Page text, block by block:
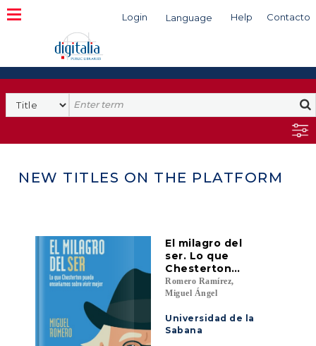
Login Language Help Contacto
Search
NEW TITLES ON THE PLATFORM
El milagro del
ser. Lo que
Chesterton
puede
enseñarnos
Romero Ramírez,
Miguel Ángel
Universidad de la
Sabana